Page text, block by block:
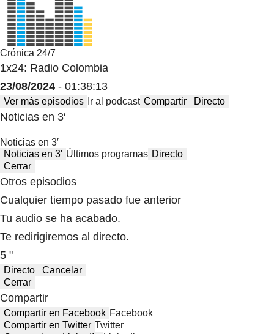
Crónica 24/7
1x24: Radio Colombia
23/08/2024 - 01:38:13
Ver más episodios Ir al podcast Compartir Directo
Noticias en 3′
Noticias en 3′
Noticias en 3′ Últimos programas Directo
Cerrar
Otros episodios
Cualquier tiempo pasado fue anterior
Tu audio se ha acabado.
Te redirigiremos al directo.
5 "
Directo
Cancelar
Cerrar
Compartir
Compartir en Facebook Facebook
Compartir en Twitter Twitter